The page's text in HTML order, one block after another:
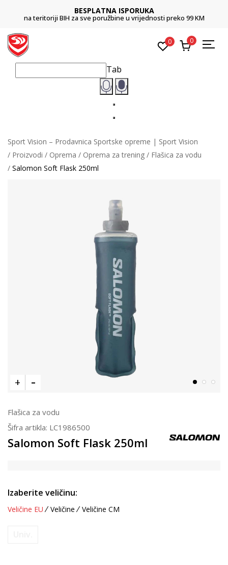
BESPLATNA ISPORUKA
na teritoriji BIH za sve poružbine u vrijednosti preko 99 KM
0 0
Tab
Sport Vision – Prodavnica Sportske opreme | Sport Vision
Proizvodi
Oprema Oprema za trening
Flašica za vodu
Salomon Soft Flask 250ml
Flašica za vodu
Šifra artikla: LC1986500
Salomon Soft Flask 250ml
Izaberite veličinu:
Veličine EU Veličine Veličine CM